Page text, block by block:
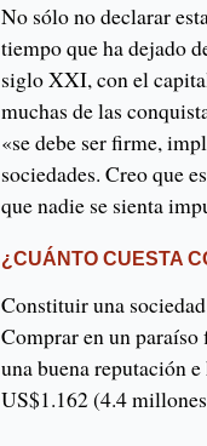
No sólo no declarar
tiempo que ha dejado
siglo XXI, con el
muchas de las
«se debe ser firme,
sociedades. Creo que
que nadie se sienta
¿CUÁNTO CUESTA
Constituir una
Comprar en un paraíso
una buena reputación
US$1.162 (4.4